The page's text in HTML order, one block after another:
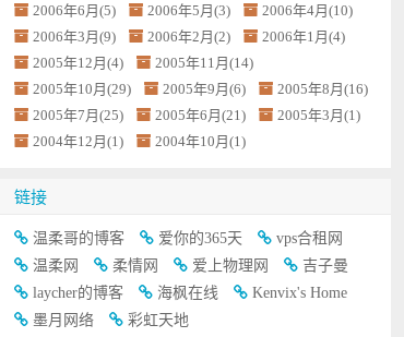
2006年6月(5)
2006年5月(3)
2006年4月(10)
2006年3月(9)
2006年2月(2)
2006年1月(4)
2005年12月(4)
2005年11月(14)
2005年10月(29)
2005年9月(6)
2005年8月(16)
2005年7月(25)
2005年6月(21)
2005年3月(1)
2004年12月(1)
2004年10月(1)
链接
温柔哥的博客 爱你的365天
vps合租网
温柔网
柔情网 爱上物理网
吉子曼
laycher的博客
海枫在线
Kenvix's Home
墨月网络
彩虹天地